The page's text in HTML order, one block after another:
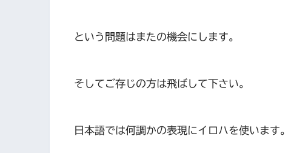
という問題はまたの機会にします。
そしてご存じの方は飛ばして下さい。
日本語では何調かの表現にイロハを使います。